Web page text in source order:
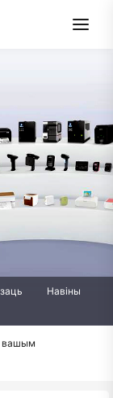
Навіны
вашым